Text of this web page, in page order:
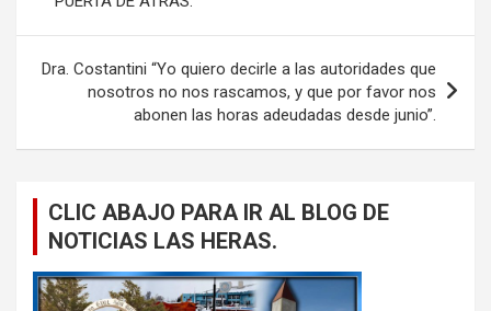
entradas
Dra. Costantini “Yo quiero decirle a las autoridades que
nosotros no nos rascamos, y que por favor nos
abonen las horas adeudadas desde junio”.
CLIC ABAJO PARA IR AL BLOG DE
NOTICIAS LAS HERAS.